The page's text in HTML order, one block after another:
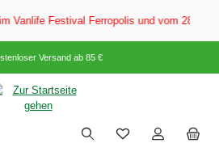
Festival Ferropolis und vom 28.
Versand ab 85 €